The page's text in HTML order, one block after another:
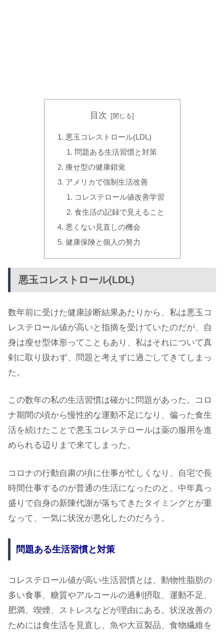
目次
悪玉コレストロール(LDL)
問題ある生活習慣と対策
痩せ型の健康錯覚
アメリカで強制生活改善
コレステロール値改善学習
食生活の記録で見えること
悪くない見直しの機会
健康保険と個人の努力
悪玉コレストロール(LDL)
数年前に受けた健康診断結果あたりから、私は悪玉コ
レステロール値が高いと指摘を受けていたのだが、自
身は瘦せ型体形ってこともあり、私はそれについて真
剣に取り扱わず、問題と考えずに過ごしてきてしまっ
た。
この数年の私の生活習慣は確かに問題があった。コロ
ナ期間の頃から慢性的な運動不足になり、偏った食生
活を続けたことで悪玉コレステロールは薬の服用を進
められる辺りまで来てしまった。
コロナの行動自粛の頃に仕事が忙しくなり、自宅で長
時間仕事するのが普通の生活になったのと、中年真っ
盛りで自身の新陳代謝が落ちてきたタイミングとが重
なって、一気に状況が悪化したのだろう。
問題ある生活習慣と対策
コレステロール値が高い生活習慣とは、動物性脂肪の
多い食事、糖質やアルコールの過剰摂取、運動不足、
肥満、喫煙、ストレスなどが理由にある。状況改善の
ためには食生活を見直し、魚や大豆製品、食物繊維を